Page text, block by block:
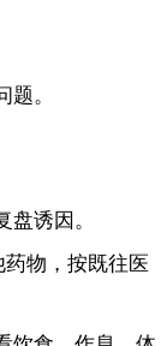
。
诱因。
物，按既往医